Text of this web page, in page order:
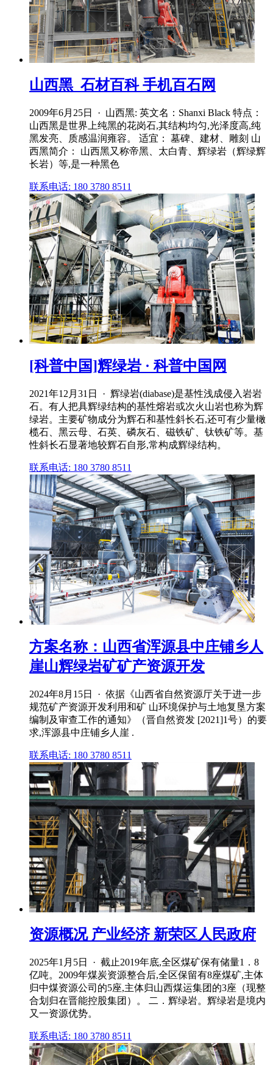
山西黑_石材百科 手机百石网
2009年6月25日 · 山西黑: 英文名：Shanxi Black 特点：
山西黑是世界上纯黑的花岗石,其结构均匀,光泽度高,纯
黑发亮、质感温润雍容。 适宜： 墓碑、建材、雕刻 山
西黑简介： 山西黑又称帝黑、太白青、辉绿岩（辉绿辉
长岩）等,是一种黑色
联系电话: 180 3780 8511
[科普中国]辉绿岩 · 科普中国网
2021年12月31日 · 辉绿岩(diabase)是基性浅成侵入岩岩
石。有人把具辉绿结构的基性熔岩或次火山岩也称为辉
绿岩。主要矿物成分为辉石和基性斜长石,还可有少量橄
榄石、黑云母、石英、磷灰石、磁铁矿、钛铁矿等。基
性斜长石显著地较辉石自形,常构成辉绿结构。
联系电话: 180 3780 8511
方案名称：山西省浑源县中庄铺乡人
崖山辉绿岩矿矿产资源开发
2024年8月15日 · 依据《山西省自然资源厅关于进一步
规范矿产资源开发利用和矿 山环境保护与土地复垦方案
编制及审查工作的通知》（晋自然资发 [2021]1号）的要
求,浑源县中庄铺乡人崖 .
联系电话: 180 3780 8511
资源概况 产业经济 新荣区人民政府
2025年1月5日 · 截止2019年底,全区煤矿保有储量1．8
亿吨。2009年煤炭资源整合后,全区保留有8座煤矿,主体
归中煤资源公司的5座,主体归山西煤运集团的3座（现整
合划归在晋能控股集团）。 二．辉绿岩。辉绿岩是境内
又一资源优势。
联系电话: 180 3780 8511